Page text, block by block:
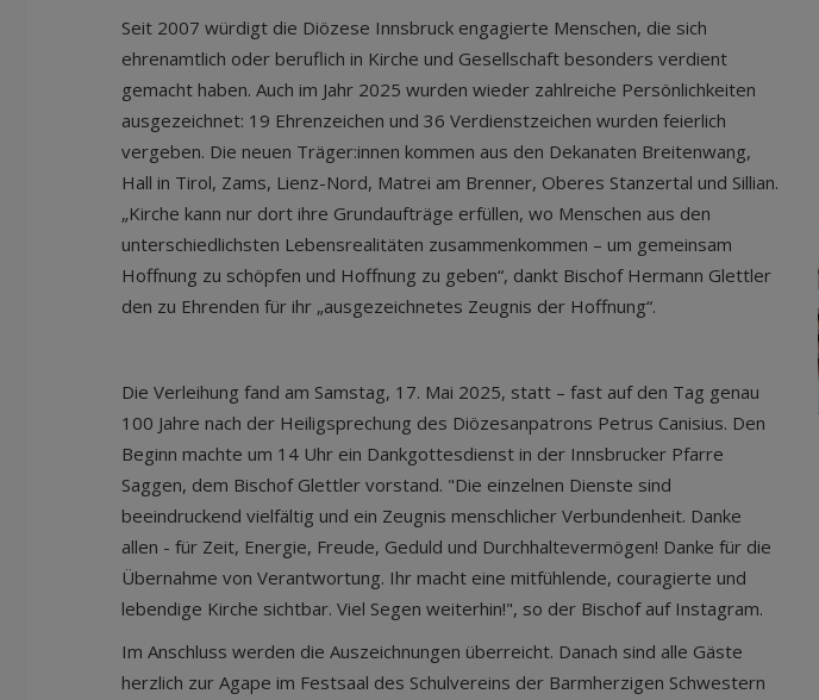
Seit 2007 würdigt die Diözese Innsbruck engagierte Menschen, die sich
ehrenamtlich oder beruflich in Kirche und Gesellschaft besonders verdient
gemacht haben. Auch im Jahr 2025 wurden wieder zahlreiche Persönlichkeiten
ausgezeichnet: 19 Ehrenzeichen und 36 Verdienstzeichen wurden feierlich
vergeben. Die neuen Träger:innen kommen aus den Dekanaten Breitenwang,
Hall in Tirol, Zams, Lienz-Nord, Matrei am Brenner, Oberes Stanzertal und Sillian.
„Kirche kann nur dort ihre Grundaufträge erfüllen, wo Menschen aus den
unterschiedlichsten Lebensrealitäten zusammenkommen – um gemeinsam
Hoffnung zu schöpfen und Hoffnung zu geben“, dankt Bischof Hermann Glettler
den zu Ehrenden für ihr „ausgezeichnetes Zeugnis der Hoffnung“.
Die Verleihung fand am Samstag, 17. Mai 2025, statt – fast auf den Tag genau
100 Jahre nach der Heiligsprechung des Diözesanpatrons Petrus Canisius. Den
Beginn machte um 14 Uhr ein Dankgottesdienst in der Innsbrucker Pfarre
Saggen, dem Bischof Glettler vorstand. "Die einzelnen Dienste sind
beeindruckend vielfältig und ein Zeugnis menschlicher Verbundenheit. Danke
allen - für Zeit, Energie, Freude, Geduld und Durchhaltevermögen! Danke für die
Übernahme von Verantwortung. Ihr macht eine mitfühlende, couragierte und
lebendige Kirche sichtbar. Viel Segen weiterhin!", so der Bischof auf Instagram.
Im Anschluss werden die Auszeichnungen überreicht. Danach sind alle Gäste
herzlich zur Agape im Festsaal des Schulvereins der Barmherzigen Schwestern